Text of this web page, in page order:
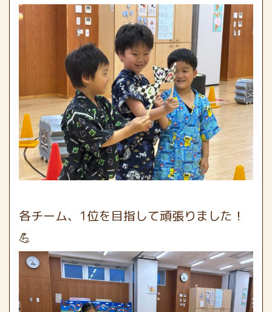
各チーム、1位を目指して頑張りました！
💪